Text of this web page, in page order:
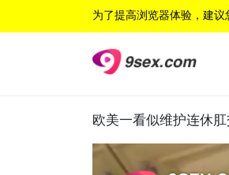
为了提高浏览器体验，建
欧美一看似维护连休